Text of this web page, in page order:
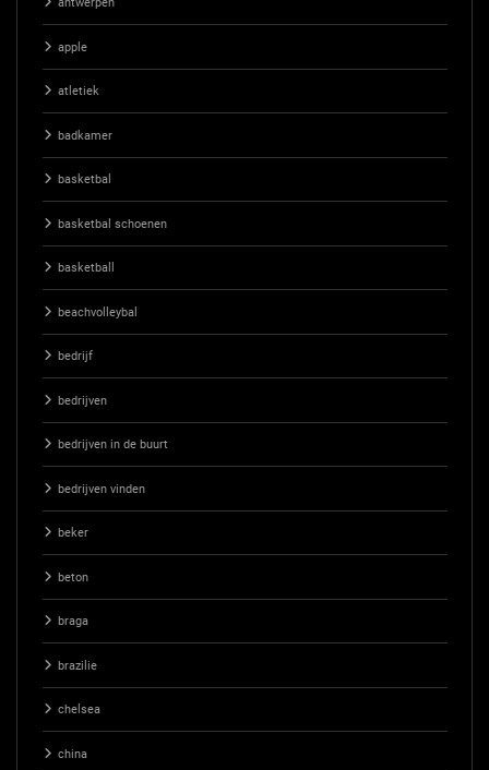
antwerpen
apple
atletiek
badkamer
basketbal
basketbal schoenen
basketball
beachvolleybal
bedrijf
bedrijven
bedrijven in de buurt
bedrijven vinden
beker
beton
braga
brazilie
chelsea
china